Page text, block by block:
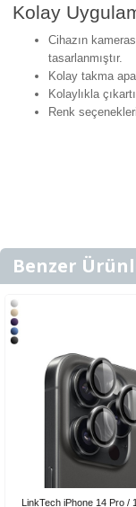
Kolay
Cihazın
tasarlanmıştır.
Kolay takma
Kolaylıkla
Renk
Benzer
LinkTech iPhone 14 Pro /